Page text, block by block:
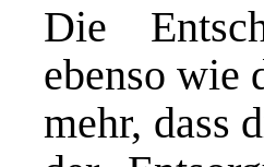
Die
ebenso wie
mehr, dass